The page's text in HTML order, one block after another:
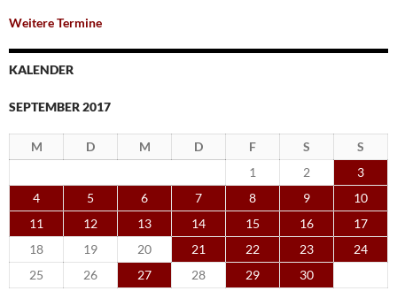
Weitere Termine
KALENDER
SEPTEMBER 2017
M D M D F S
S
1
2
3
4
5 6 7 8 9
10
11
12 13 14 15 16
17
18
19 20 21 22 23
24
25
26 27 28 29
30